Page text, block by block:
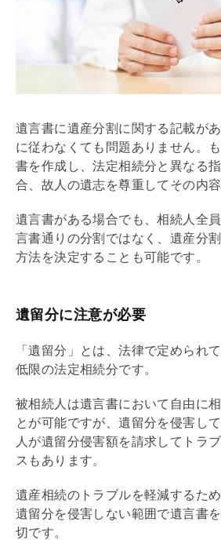
遺言書に遺産分割に関する記載が
に従わなくても問題ありません。
書を作成し、法定相続分と異なる
合、故人の遺志を尊重してその内容
遺言書がある場合でも、相続人全
言書通りの分割ではなく、遺産分
方法を決定することも可能です。
遺留分に注意が必要
「遺留分」とは、法律で定められ
低限の法定相続分です。
被相続人は遺言書において自由に
とが可能ですが、遺留分を侵害し
人が遺留分侵害額を請求してトラ
スもあります。
遺産相続のトラブルを軽減するた
遺留分を侵害しない範囲で遺言書
切です。